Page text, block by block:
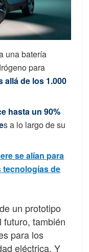
una batería
para
allá de los 1.000
hasta un 90%
s a lo largo de su
se alían para
tecnologías de
un prototipo
futuro, también
para los
eléctrica. Y